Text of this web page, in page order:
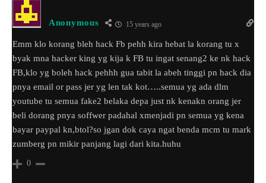
Anonymous 15 years ago
Emm klo korang bleh hack Fb pehh kira hebat la korang tu x
byak mna hacker king yg kija k FB tu ingat senang2 ke nk hack
FB,klo yg boleh hack pehhh gua tabit la abeh tinggi pn hack dia
pnya email or pass jer yg len tak kot…..semua yg ada dlm
youtube tu semua fake2 belaka depa just nk kenakn orang jer
beli dorang pnya soffwer padahal xmenjadi pn semua yg kena
bayar paypal kn,btol?so jgan dok caya ngat benda mcm tu mark
zumberg pn mikir panjang lagi dari kita.huhu
0